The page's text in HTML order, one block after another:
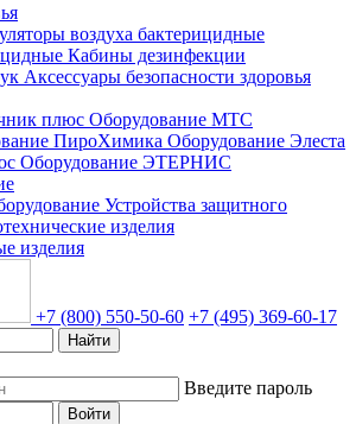
воздуха бактерицидные
Кабины дезинфекции
Аксессуары безопасности здоровья
плюс Оборудование МТС
ПироХимика Оборудование Элеста
Оборудование ЭТЕРНИС
Устройства защитного
изделия
изделия
+7 (800) 550-50-60 +7 (495) 369-60-17
Найти
Введите пароль
Войти